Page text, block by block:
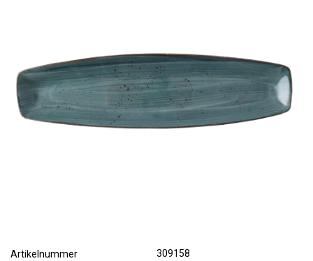
Artikelnummer
309158